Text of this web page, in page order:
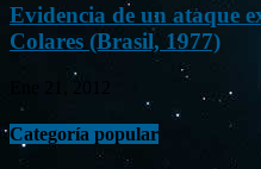
Evidencia de un ataque
Colares (Brasil, 1977)
Categoría popular